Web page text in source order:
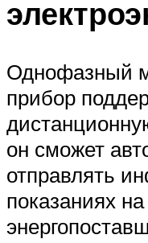
Однофазный
прибор
он сможет
отправлять
показаниях